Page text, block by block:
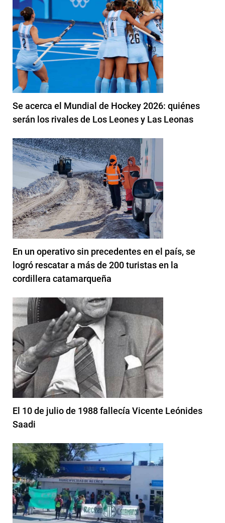
Se acerca el Mundial de Hockey 2026: quiénes
serán los rivales de Los Leones y Las Leonas
En un operativo sin precedentes en el país, se
logró rescatar a más de 200 turistas en la
cordillera catamarqueña
El 10 de julio de 1988 fallecía Vicente Leónides
Saadi